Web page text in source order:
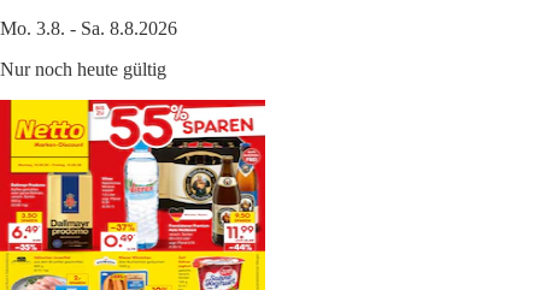
Mo. 3.8. - Sa. 8.8.2026
Nur noch heute gültig